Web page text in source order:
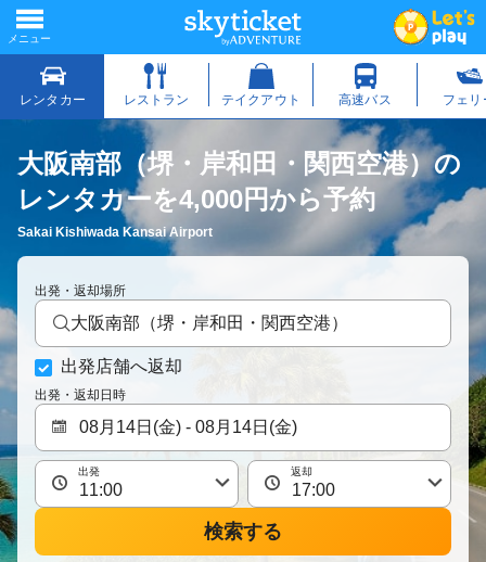
大阪南部（堺・岸和田・関西空港）の
レンタカーを4,000円から予約
Sakai Kishiwada Kansai Airport
出発・返却場所
大阪南部（堺・岸和田・関西空港）
出発店舗へ返却
出発・返却日時
出発 返却
検索する